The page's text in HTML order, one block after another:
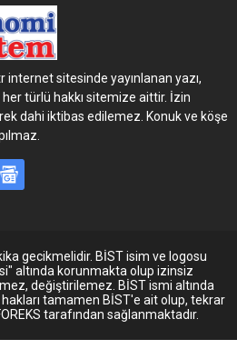
sitesinde yayınlanan yazı,
türlü hakkı sitemize aittir. İzin
dahi iktibas edilemez. Konuk ve köşe
gecikmelidir. BİST isim ve logosu
altında korunmakta olup izinsiz
değiştirilemez. BİST ismi altında
tamamen BİST'e ait olup, tekrar
tarafından sağlanmaktadır.